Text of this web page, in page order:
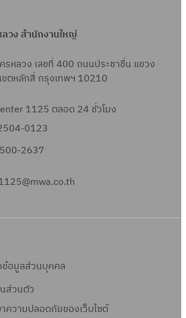
วง สำนักงานใหญ่
รหลวง เลขที่ 400 ถนนประชาชื่น แขวง
ตหลักสี่ กรุงเทพฯ 10210
1125 ตลอด 24 ชั่วโมง
0123
2637
อมูลส่วนบุคคล
ส่วนตัว
ความปลอดภัยของเว็บไซต์